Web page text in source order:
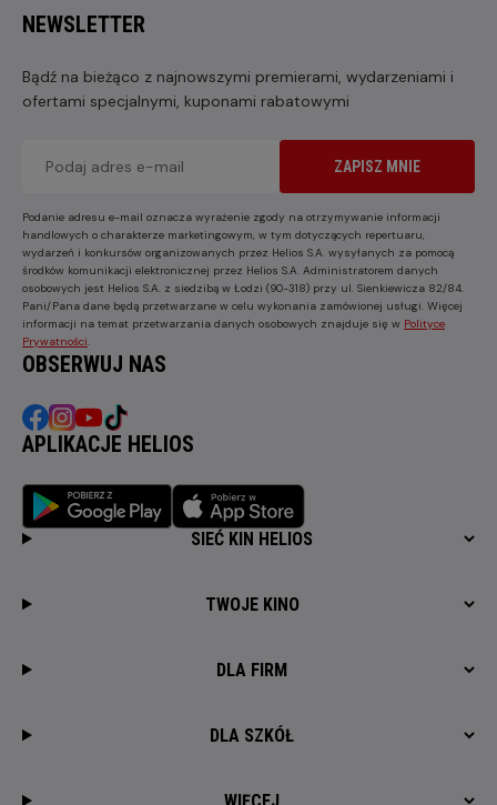
NEWSLETTER
Bądź na bieżąco z najnowszymi premierami, wydarzeniami i
ofertami specjalnymi, kuponami rabatowymi
ZAPISZ MNIE
Podanie adresu e-mail oznacza wyrażenie zgody na otrzymywanie informacji
handlowych o charakterze marketingowym, w tym dotyczących repertuaru,
wydarzeń i konkursów organizowanych przez Helios S.A. wysyłanych za pomocą
środków komunikacji elektronicznej przez Helios S.A. Administratorem danych
osobowych jest Helios S.A. z siedzibą w Łodzi (90-318) przy ul. Sienkiewicza 82/84.
Pani/Pana dane będą przetwarzane w celu wykonania zamówionej usługi. Więcej
informacji na temat przetwarzania danych osobowych znajduje się w Polityce
Prywatności
OBSERWUJ NAS
APLIKACJE HELIOS
SIEĆ KIN HELIOS
TWOJE KINO
DLA FIRM
DLA SZKÓŁ
WIĘCEJ